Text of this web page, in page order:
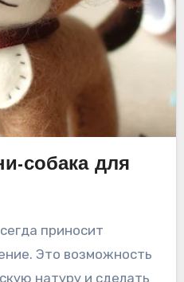
собака для
Это возможность
натуру и сделать